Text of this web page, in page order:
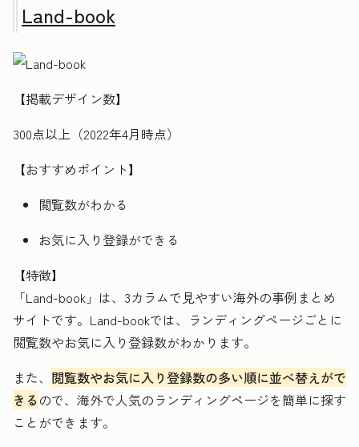
Land-book
【掲載デザイン数】
300点以上（2022年4月時点）
【おすすめポイント】
閲覧数がわかる
お気に入り登録ができる
【特徴】
「Land-book」は、3カラムで見やすい海外の事例まとめ
サイトです。Land-bookでは、ランディングページごとに
閲覧数やお気に入り登録数がわかります。
また、 閲覧数やお気に入り登録数の多い順に並べ替えがで
きる ので、海外で人気のランディングページを簡単に探す
ことができます。